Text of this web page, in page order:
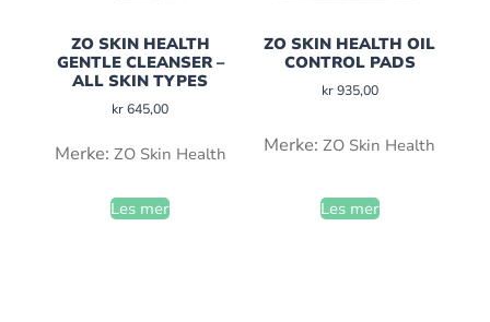
ZO SKIN HEALTH
GENTLE CLEANSER –
ALL SKIN TYPES
kr645,00
Merke: ZO Skin Health
Les mer
ZO SKIN HEALTH OIL
CONTROL PADS
kr935,00
Merke:ZO Skin Health
Les mer